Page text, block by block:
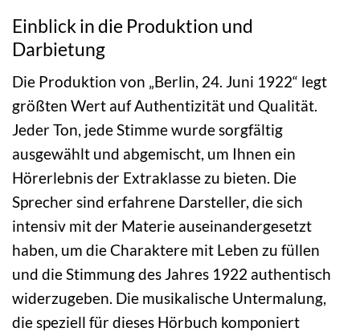
Einblick in die Produktion und
Darbietung
Die Produktion von „Berlin, 24. Juni 1922“ legt
größten Wert auf Authentizität und Qualität.
Jeder Ton, jede Stimme wurde sorgfältig
ausgewählt und abgemischt, um Ihnen ein
Hörerlebnis der Extraklasse zu bieten. Die
Sprecher sind erfahrene Darsteller, die sich
intensiv mit der Materie auseinandergesetzt
haben, um die Charaktere mit Leben zu füllen
und die Stimmung des Jahres 1922 authentisch
widerzugeben. Die musikalische Untermalung,
die speziell für dieses Hörbuch komponiert